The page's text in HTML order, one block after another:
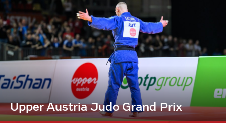
Upper Austria Judo Grand Prix